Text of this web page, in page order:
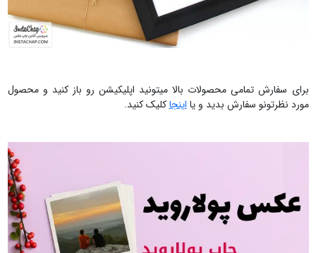
برای سفارش تمامی محصولات بالا میتونید اپلیکیشن رو باز کنید و محصول
مورد نظرتونو سفارش بدید و یااینجاکلیک کنید.